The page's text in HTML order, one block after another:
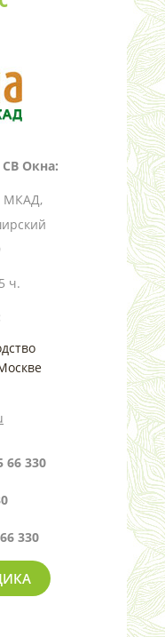
Окна:
МКАД,
ч.
66 330
330